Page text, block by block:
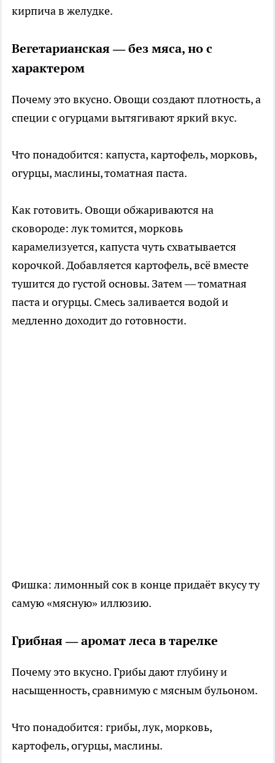
кирпича в желудке.
Вегетарианская — без мяса, но с
характером
Почему это вкусно. Овощи создают плотность, а
специи с огурцами вытягивают яркий вкус.
Что понадобится: капуста, картофель, морковь,
огурцы, маслины, томатная паста.
Как готовить. Овощи обжариваются на
сковороде: лук томится, морковь
карамелизуется, капуста чуть схватывается
корочкой. Добавляется картофель, всё вместе
тушится до густой основы. Затем — томатная
паста и огурцы. Смесь заливается водой и
медленно доходит до готовности.
Фишка: лимонный сок в конце придаёт вкусу ту
самую «мясную» иллюзию.
Грибная — аромат леса в тарелке
Почему это вкусно. Грибы дают глубину и
насыщенность, сравнимую с мясным бульоном.
Что понадобится: грибы, лук, морковь,
картофель, огурцы, маслины.